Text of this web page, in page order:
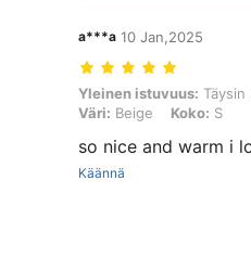
a***a 10 Jan,2025
Yleinen istuvuus: Täysin
Yleinen istuvuus:
Väri: Beige Koko: S
so nice and warm i
Käännä